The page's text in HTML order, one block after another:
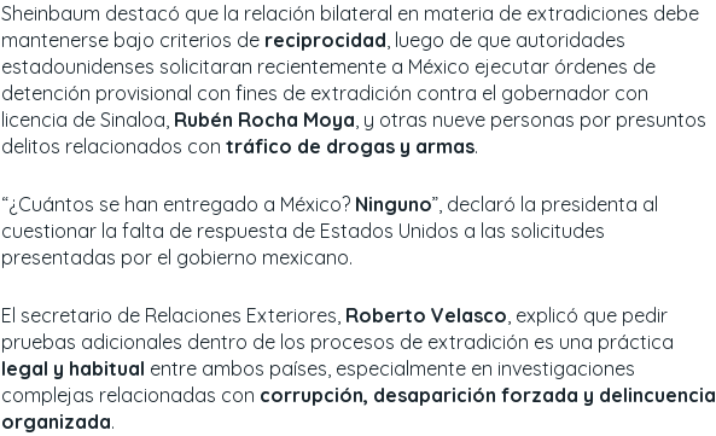
Sheinbaum destacó que la relación bilateral en materia de extradiciones debe
mantenerse bajo criterios de reciprocidad, luego de que autoridades
estadounidenses solicitaran recientemente a México ejecutar órdenes de
detención provisional con fines de extradición contra el gobernador con
licencia de Sinaloa, Rubén Rocha Moya, y otras nueve personas por presuntos
delitos relacionados con tráfico de drogas y armas.
“¿Cuántos se han entregado a México? Ninguno”, declaró la presidenta al
cuestionar la falta de respuesta de Estados Unidos a las solicitudes
presentadas por el gobierno mexicano.
El secretario de Relaciones Exteriores, Roberto Velasco, explicó que pedir
pruebas adicionales dentro de los procesos de extradición es una práctica
legal y habitual entre ambos países, especialmente en investigaciones
complejas relacionadas con corrupción, desaparición forzada y delincuencia
organizada.